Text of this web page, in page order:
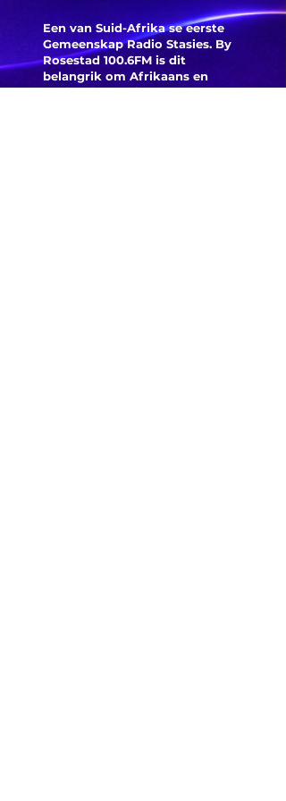
hardloopreeks
hou momentum
aan
Een van Suid-Afrika se eerste
Gemeenskap Radio Stasies. By
Rosestad 100.6FM is dit
belangrik om Afrikaans en
Christelik georiënteerd te wees.